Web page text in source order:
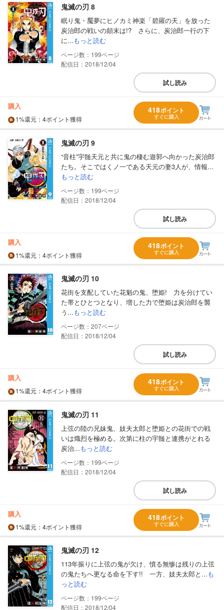
鬼滅の刃 8
眠り鬼・魘夢にヒノカミ神楽「碧羅の天」を放った
炭治郎の戦いの顛末は!? さらに、炭治郎一行の下
に...もっと読む
199
配信日：2018/12/04
試し読み
購入
1%還元 ：4ポイント獲得
418ポイント
すぐに購入
鬼滅の刃 9
“音柱”宇髄天元と共に鬼の棲む遊郭へ向かった炭治郎
たち。そこではくノ一である天元の妻3人が、情報...
もっと読む
199
配信日：2018/12/04
試し読み
購入
1%還元 ：4ポイント獲得
418ポイント
すぐに購入
鬼滅の刃 10
花街を支配していた花魁の鬼、堕姫! 力を分けてい
た帯とひとつとなり、増した力で堕姫は炭治郎を襲
う...もっと読む
207
配信日：2018/12/04
試し読み
購入
1%還元 ：4ポイント獲得
418ポイント
すぐに購入
鬼滅の刃 11
上弦の陸の兄妹鬼、妓夫太郎と堕姫との花街での戦
いは熾烈を極める。次第に柱の宇髄と連携がとれる
炭治...もっと読む
199
配信日：2018/12/04
試し読み
購入
1%還元 ：4ポイント獲得
418ポイント
すぐに購入
鬼滅の刃 12
113年振りに上弦の鬼が欠け、憤る無惨は残りの上弦
の鬼たちへ更なる命を下す!! 一方、妓夫太郎と...も
っと読む
199
配信日：2018/12/04